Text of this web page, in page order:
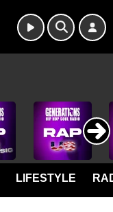
LIFESTYLE